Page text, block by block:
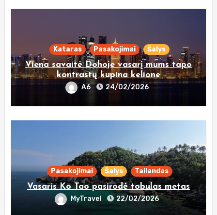
Kataras Pasakojimai Šalys
Viena savaitė Dohoje vasarį mums tapo
kontrastų kupina kelione
A6 24/02/2026
Pasakojimai Šalys Tailandas
Vasaris Ko Tao pasirodė tobulas metas
MyTravel 22/02/2026